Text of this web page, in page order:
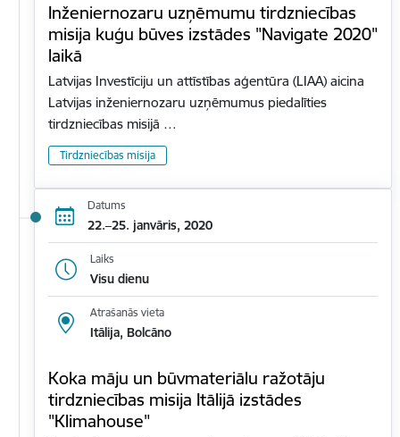
Inženiernozaru uzņēmumu tirdzniecības
misija kuģu būves izstādes "Navigate 2020"
laikā
Latvijas Investīciju un attīstības aģentūra (LIAA) aicina
Latvijas inženiernozaru uzņēmumus piedalīties
tirdzniecības misijā …
Tirdzniecības misija
Datums
22.–25. janvāris, 2020
Laiks
Visu dienu
Atrašanās vieta
Itālija, Bolcāno
Koka māju un būvmateriālu ražotāju
tirdzniecības misija Itālijā izstādes
"Klimahouse"